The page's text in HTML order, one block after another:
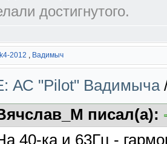
достигнутого.
2012 , Вадимыч
АС "Pilot" Вадимыча
писал(а):
40-ка и 63Гц -